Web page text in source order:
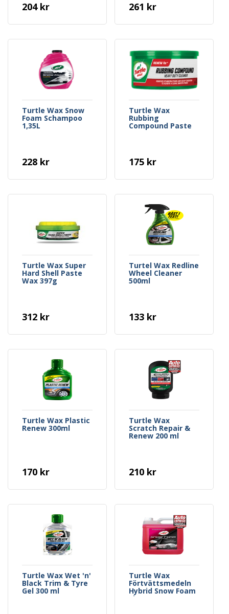
204 kr 261 kr
Turtle Wax Snow
Foam Schampoo
1,35L
228 kr
Turtle Wax
Rubbing
Compound Paste
297g
175 kr
Turtle Wax Super
Hard Shell Paste
Wax 397g
312 kr
Turtel Wax Redline
Wheel Cleaner
500ml
133 kr
Turtle Wax Plastic
Renew 300ml
170 kr
Turtle Wax
Scratch Repair &
Renew 200 ml
210 kr
Turtle Wax Wet 'n'
Black Trim & Tyre
Gel 300 ml
Turtle Wax
Förtvättsmedeln
Hybrid Snow Foam
Shampoo 2,5 L